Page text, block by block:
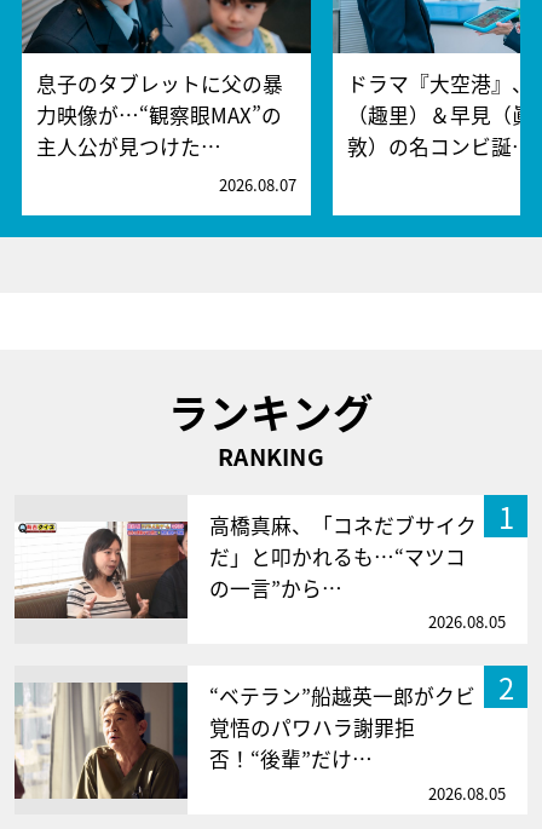
息子のタブレットに父の暴
力映像が…“観察眼MAX”の
主人公が見つけた…
2026.08.07
ドラマ『大空港』、
（趣里）＆早見（眞
敦）の名コンビ誕…
ランキング
RANKING
1
高橋真麻、「コネだブサイク
だ」と叩かれるも…“マツコ
の一言”から…
2026.08.05
2
“ベテラン”船越英一郎がクビ
覚悟のパワハラ謝罪拒
否！“後輩”だけ…
2026.08.05